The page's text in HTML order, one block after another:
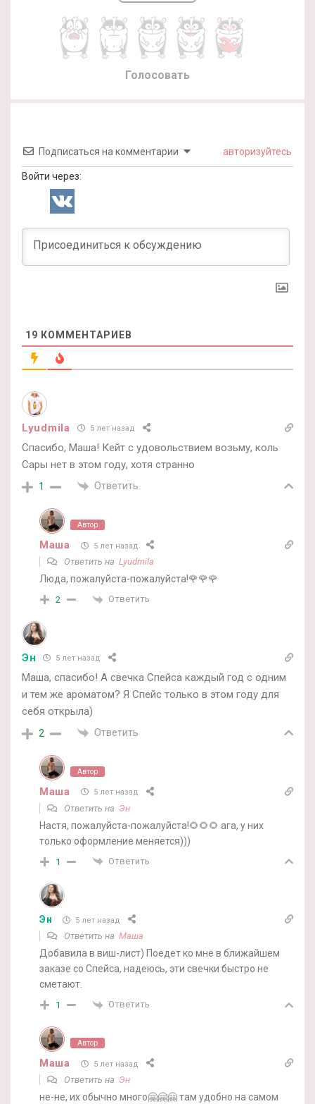
Голосовать
Подписаться на комментарии авторизуйтесь
Войти через:
19 КОММЕНТАРИЕВ
Lyudmila 5 лет назад
Спасибо, Маша! Кейт с удовольствием возьму, коль
Сары нет в этом году, хотя странно
1 Ответить
Автор
Маша 5 лет назад
Ответить на Lyudmila
Люда, пожалуйста-пожалуйста!🌹🌹🌹
2 Ответить
Эн 5 лет назад
Маша, спасибо! А свечка Спейса каждый год с одним
и тем же ароматом? Я Спейс только в этом году для
себя открыла)
2 Ответить
Автор
Маша 5 лет назад
Ответить на Эн
Настя, пожалуйста-пожалуйста!🌻🌻🌻 ага, у них
только оформление меняется)))
1 Ответить
Эн 5 лет назад
Ответить на Маша
Добавила в виш-лист) Поедет ко мне в ближайшем
заказе со Спейса, надеюсь, эти свечки быстро не
сметают.
1 Ответить
Автор
Маша 5 лет назад
Ответить на Эн
не-не, их обычно много🤗🤗🤗 там удобно на самом